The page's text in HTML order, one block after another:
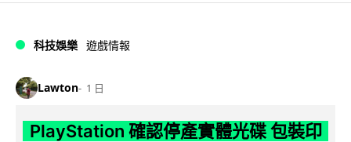
科技娛樂 遊戲情報
Lawton 1 日
PlayStation 確認停產實體光碟 包裝印